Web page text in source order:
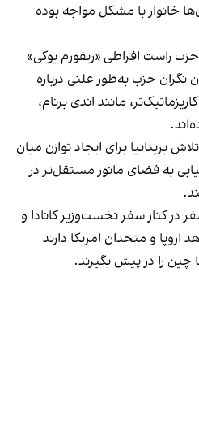
خانوار با مشکل مواجه بوده
راست افراطی «ریفورم یوکی»
نگران حزب به‌طور علنی درباره
مانند اندی برنام،
بریتانیا برای ایجاد توازن میان
به فضای مانور مستقل‌تر در
در کنار سفر نخست‌وزیر کانادا و
و متحدان امریکا دارند
چین را در پیش بگیرند.